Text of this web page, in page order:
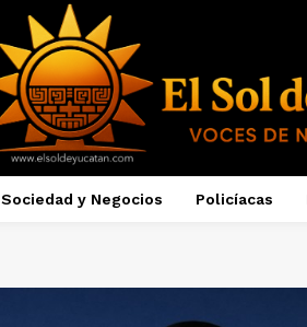
Sociedad y Negocios Policíacas